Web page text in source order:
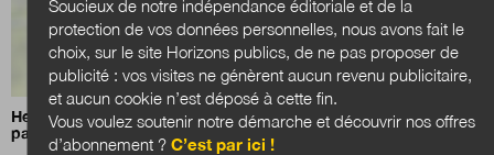
Henri Bergeron : «La compétence sociale est cruciale pour
passer à l’échelle une innovation.»
Soucieux de notre indépendance éditoriale et de la
protection de vos données personnelles, nous avons fait le
choix, sur le site Horizons publics, de ne pas proposer de
publicité : vos visites ne génèrent aucun revenu publicitaire,
et aucun cookie n’est déposé à cette fin.
Vous voulez soutenir notre démarche et découvrir nos offres
d’abonnement ?C’est par ici !